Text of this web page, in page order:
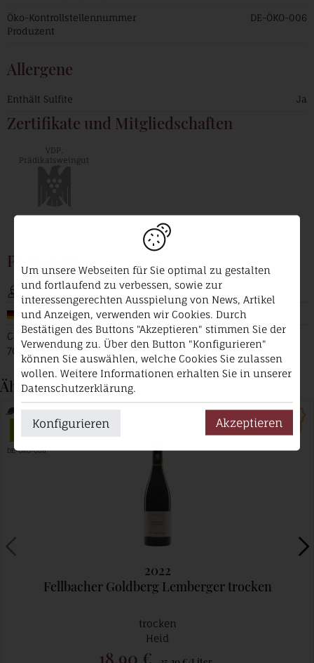
Öko-Kontrollstellennummer
Produzent
DE-ÖKO-006
Allergene
Enthält Sulfite Ja
Zertifikate und Mitgliedschaften
VDP.
Prädikatsweingut
Produzent
Heid
Deutschland / Württemberg
Cannstatter Straße 13/2
70734 Fellbach
Ähnliche Produkte
2022
Fellbacher Goldberg Lemberger trocken
Vegan
DE-ÖKO-006
trocken
Heid
18,90 €
Um unsere Webseiten für Sie optimal zu gestalten
und fortlaufend zu verbessen, sowie zur
interessengerechten Ausspielung von News, Artikel
und Anzeigen, verwenden wir Cookies. Durch
Bestätigen des Buttons "Akzeptieren" stimmen Sie der
Verwendung zu. Über den Button "Konfigurieren"
können Sie auswählen, welche Cookies Sie zulassen
wollen. Weitere Informationen erhalten Sie in unserer
Datenschutzerklärung.
Konfigurieren Akzeptieren